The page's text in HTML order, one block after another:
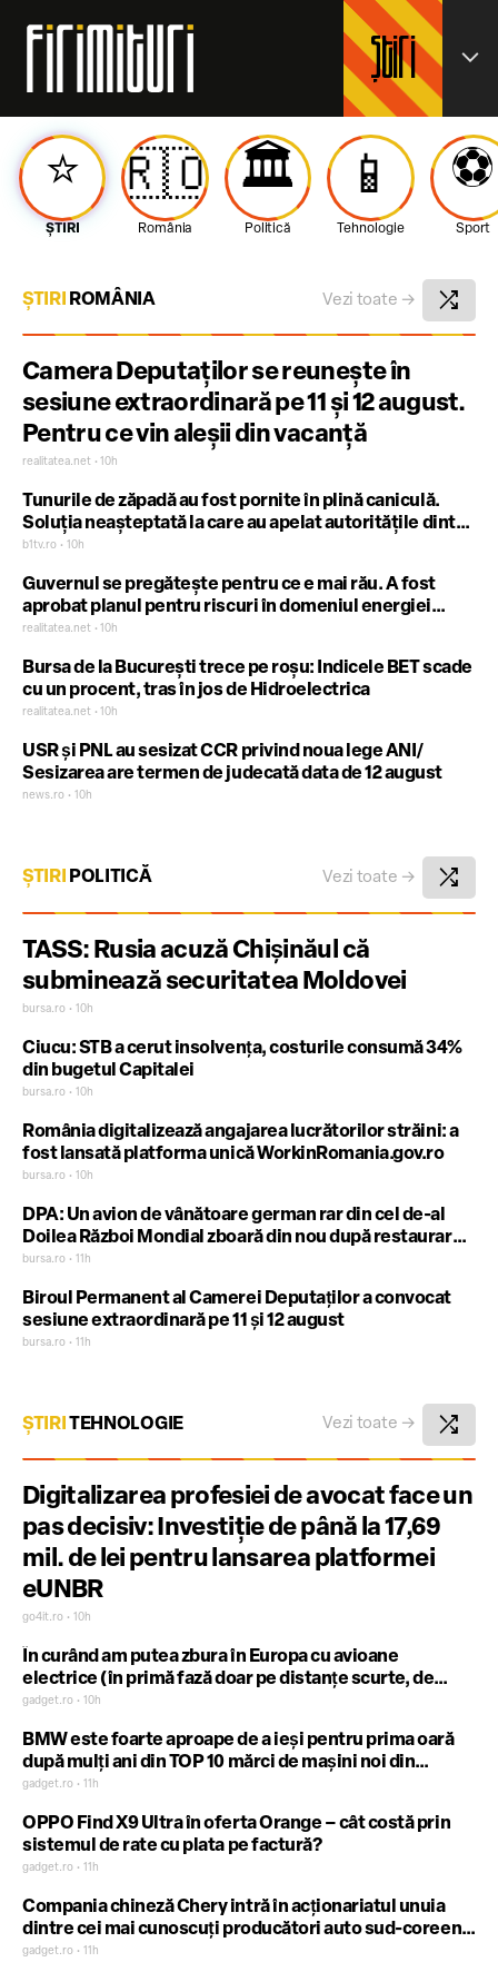
Știri expand_more
⭐️
ȘTIRI
🇷🇴
România
🏛️
Politică
📱
Tehnologie
⚽️
Sport
ȘTIRI ROMÂNIA Vezi toate → shuffle
Camera Deputaților se reunește în
sesiune extraordinară pe 11 și 12 august.
Pentru ce vin aleșii din vacanță
realitatea.net • 10h
Tunurile de zăpadă au fost pornite în plină caniculă.
Soluția neașteptată la care au apelat autoritățile dintr-
un oraș din România (VIDEO)
b1tv.ro • 10h
Guvernul se pregătește pentru ce e mai rău. A fost
aprobat planul pentru riscuri în domeniul energiei
electrice
realitatea.net • 10h
Bursa de la București trece pe roșu: Indicele BET scade
cu un procent, tras în jos de Hidroelectrica
realitatea.net • 10h
USR şi PNL au sesizat CCR privind noua lege ANI/
Sesizarea are termen de judecată data de 12 august
news.ro • 10h
ȘTIRI POLITICĂ Vezi toate → shuffle
TASS: Rusia acuză Chişinăul că
subminează securitatea Moldovei
bursa.ro • 10h
Ciucu: STB a cerut insolvenţa, costurile consumă 34%
din bugetul Capitalei
bursa.ro • 10h
România digitalizează angajarea lucrătorilor străini: a
fost lansată platforma unică WorkinRomania.gov.ro
bursa.ro • 10h
DPA: Un avion de vânătoare german rar din cel de-al
Doilea Război Mondial zboară din nou după restaurare
în Turcia
bursa.ro • 11h
Biroul Permanent al Camerei Deputaţilor a convocat
sesiune extraordinară pe 11 şi 12 august
bursa.ro • 11h
ȘTIRI TEHNOLOGIE Vezi toate → shuffle
Digitalizarea profesiei de avocat face un
pas decisiv: Investiție de până la 17,69
mil. de lei pentru lansarea platformei
eUNBR
go4it.ro • 10h
În curând am putea zbura în Europa cu avioane
electrice (în primă fază doar pe distanţe scurte, de
genul Bucureşti – Cluj)
gadget.ro • 10h
BMW este foarte aproape de a ieşi pentru prima oară
după mulţi ani din TOP 10 mărci de maşini noi din
România (iată de ce)
gadget.ro • 11h
OPPO Find X9 Ultra în oferta Orange – cât costă prin
sistemul de rate cu plata pe factură?
gadget.ro • 11h
Compania chineză Chery intră în acţionariatul unuia
dintre cei mai cunoscuţi producători auto sud-coreeni,
unul cu prezenţă activă şi în România
gadget.ro • 11h